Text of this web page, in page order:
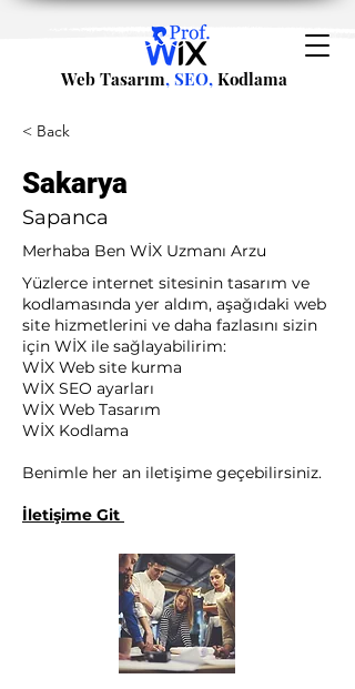
Web Tasarım, SEO, Kodlama
< Back
Sakarya
Sapanca
Merhaba Ben WİX Uzmanı Arzu
Yüzlerce internet sitesinin tasarım ve
kodlamasında yer aldım, aşağıdaki web
site hizmetlerini ve daha fazlasını sizin
için WİX ile sağlayabilirim:​ ​
WİX Web site kurma
WİX SEO ayarları
WİX Web Tasarım
WİX Kodlama ​
Benimle her an iletişime geçebilirsiniz.
İletişime Git